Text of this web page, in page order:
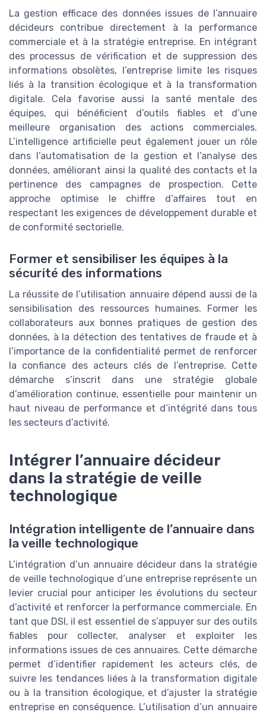
La gestion efficace des données issues de l’annuaire
décideurs contribue directement à la performance
commerciale et à la stratégie entreprise. En intégrant
des processus de vérification et de suppression des
informations obsolètes, l’entreprise limite les risques
liés à la transition écologique et à la transformation
digitale. Cela favorise aussi la santé mentale des
équipes, qui bénéficient d’outils fiables et d’une
meilleure organisation des actions commerciales.
L’intelligence artificielle peut également jouer un rôle
dans l’automatisation de la gestion et l’analyse des
données, améliorant ainsi la qualité des contacts et la
pertinence des campagnes de prospection. Cette
approche optimise le chiffre d’affaires tout en
respectant les exigences de développement durable et
de conformité sectorielle.
Former et sensibiliser les équipes à la
sécurité des informations
La réussite de l’utilisation annuaire dépend aussi de la
sensibilisation des ressources humaines. Former les
collaborateurs aux bonnes pratiques de gestion des
données, à la détection des tentatives de fraude et à
l’importance de la confidentialité permet de renforcer
la confiance des acteurs clés de l’entreprise. Cette
démarche s’inscrit dans une stratégie globale
d’amélioration continue, essentielle pour maintenir un
haut niveau de performance et d’intégrité dans tous
les secteurs d’activité.
Intégrer l’annuaire décideur
dans la stratégie de veille
technologique
Intégration intelligente de l’annuaire dans
la veille technologique
L’intégration d’un annuaire décideur dans la stratégie
de veille technologique d’une entreprise représente un
levier crucial pour anticiper les évolutions du secteur
d’activité et renforcer la performance commerciale. En
tant que DSI, il est essentiel de s’appuyer sur des outils
fiables pour collecter, analyser et exploiter les
informations issues de ces annuaires. Cette démarche
permet d’identifier rapidement les acteurs clés, de
suivre les tendances liées à la transformation digitale
ou à la transition écologique, et d’ajuster la stratégie
entreprise en conséquence. L’utilisation d’un annuaire